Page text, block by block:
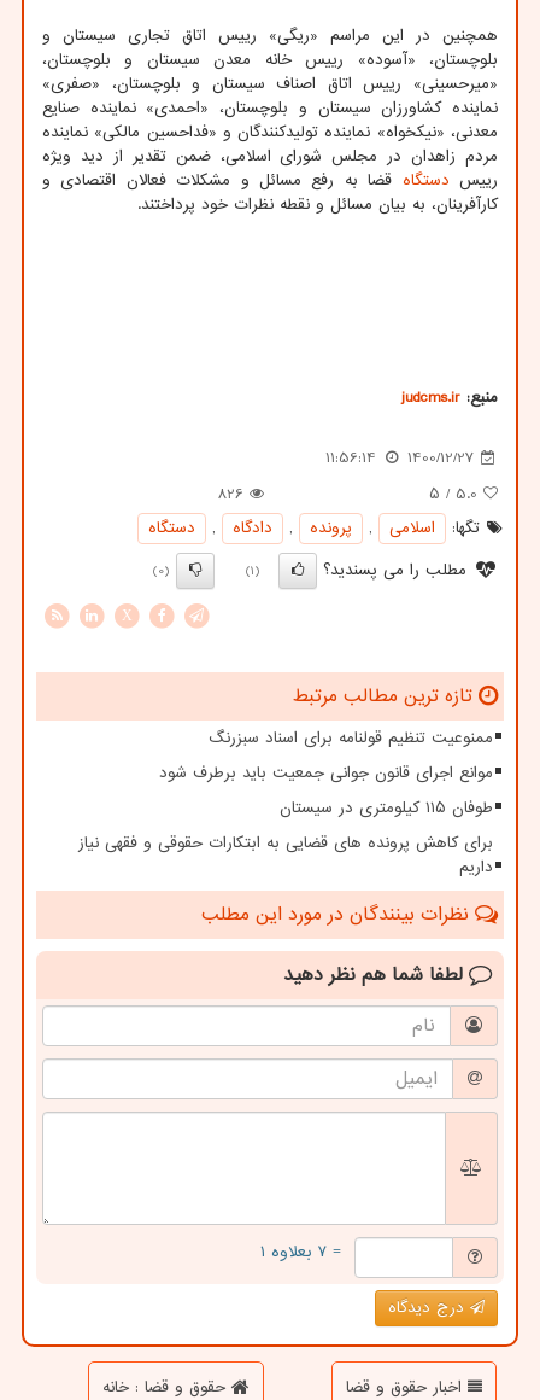
همچنین در این مراسم «ریگی» رییس اتاق تجاری سیستان و
بلوچستان، «آسوده» رییس خانه معدن سیستان و بلوچستان،
«میرحسینی» رییس اتاق اصناف سیستان و بلوچستان، «صفری»
نماینده کشاورزان سیستان و بلوچستان، «احمدی» نماینده صنایع
معدنی، «نیکخواه» نماینده تولیدکنندگان و «فداحسین مالکی» نماینده
مردم زاهدان در مجلس شورای اسلامی، ضمن تقدیر از دید ویژه
رییس دستگاه قضا به رفع مسائل و مشکلات فعالان اقتصادی و
کارآفرینان، به بیان مسائل و نقطه نظرات خود پرداختند.
منبع: judcms.ir
1400/12/27
11:56:14
5.0 / ۵
826
تگها:
اسلامی , پرونده , دادگاه ,
دستگاه
مطلب را می پسندید؟
(1)
(0)
X
تازه ترین مطالب مرتبط
ممنوعیت تنظیم قولنامه برای اسناد سبزرنگ
موانع اجرای قانون جوانی جمعیت باید برطرف شود
طوفان ۱۱۵ کیلومتری در سیستان
برای کاهش پرونده های قضایی به ابتکارات حقوقی و فقهی نیاز
داریم
نظرات بینندگان در مورد این مطلب
لطفا شما هم نظر دهید
= ۷ بعلاوه ۱
درج دیدگاه
اخبار حقوق و قضا حقوق و قضا : خانه